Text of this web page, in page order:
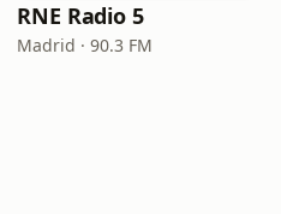
RNE Radio 5
Madrid · 90.3 FM